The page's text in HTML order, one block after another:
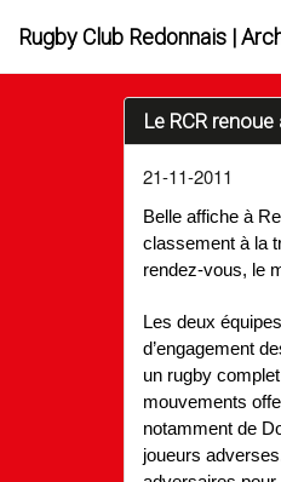
Rugby Club Redonnais |
Le RCR
21-11-2011
Belle affiche à
classement à la
rendez-vous, le
Les deux
d’engagement
un rugby
mouvements
notamment de
joueurs